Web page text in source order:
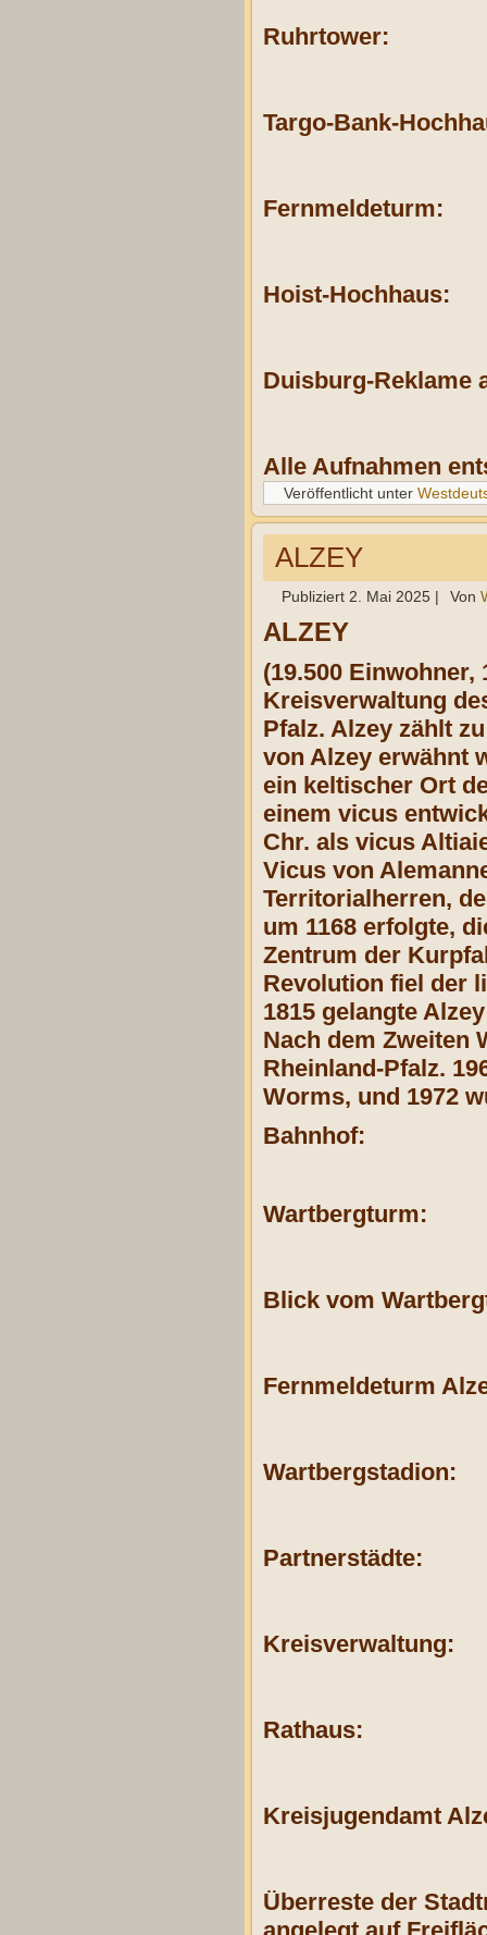
Ruhrtower:
Targo-Bank-
Fernmeldeturm:
Hoist-Hochhaus:
Duisburg-Reklame
Alle Aufnahmen
Veröffentlicht unter
ALZEY
Publiziert 2. Mai 2025 | Von
ALZEY
(19.500
Kreisverwaltung
Pfalz. Alzey zählt
von Alzey erwähnt
ein keltischer Ort
einem vicus
Chr. als vicus
Vicus von
Territorialherren,
um 1168 erfolgte,
Zentrum der
Revolution fiel der
1815 gelangte
Nach dem Zweiten
Rheinland-Pfalz.
Worms, und 1972
Bahnhof:
Wartbergturm:
Blick vom
Fernmeldeturm
Wartbergstadion:
Partnerstädte:
Kreisverwaltung:
Rathaus:
Kreisjugendamt
Überreste der